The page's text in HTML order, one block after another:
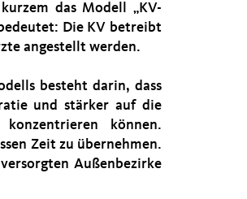
das Modell „KV-
Die KV betreibt
angestellt werden.
besteht darin, dass
und stärker auf die
können.
Zeit zu übernehmen.
Außenbezirke